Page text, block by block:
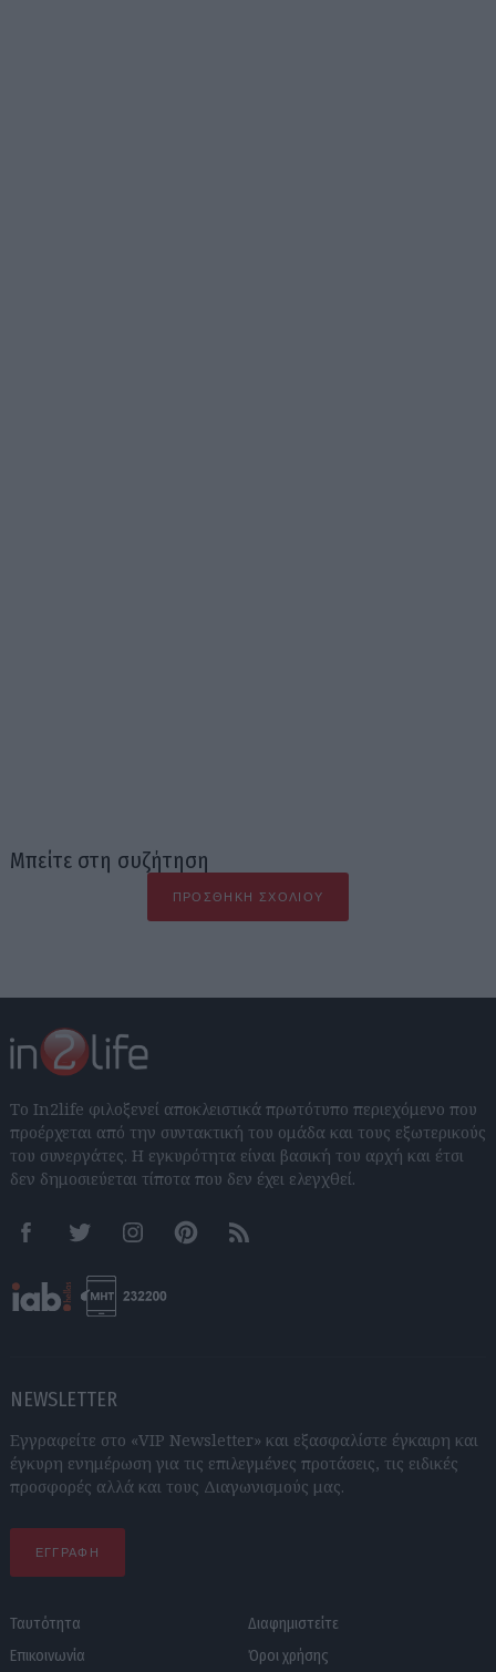
Μπείτε στη συζήτηση
ΠΡΟΣΘΉΚΗ ΣΧΟΛΊΟΥ
Το In2life φιλοξενεί αποκλειστικά πρωτότυπο περιεχόμενο που
προέρχεται από την συντακτική του ομάδα και τους εξωτερικούς
του συνεργάτες. Η εγκυρότητα είναι βασική του αρχή και έτσι
δεν δημοσιεύεται τίποτα που δεν έχει ελεγχθεί.
FacebookTwitter InstagramPinterestRSS feeds
NEWSLETTER
Εγγραφείτε στο «VIP Newsletter» και εξασφαλίστε έγκαιρη και
έγκυρη ενημέρωση για τις επιλεγμένες προτάσεις, τις ειδικές
προσφορές αλλά και τους Διαγωνισμούς μας.
ΕΓΓΡΑΦΗ
Ταυτότητα
Επικοινωνία
Διαφημιστείτε
Όροι χρήσης